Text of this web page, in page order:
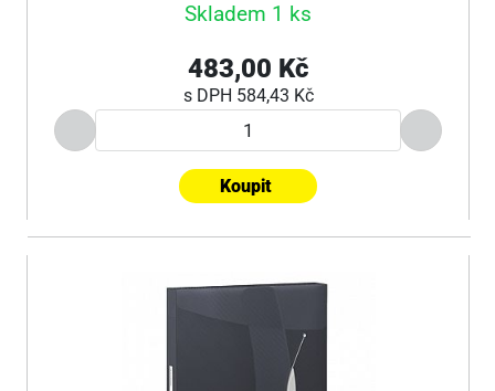
Skladem 1 ks
483,00 Kč
s DPH 584,43 Kč
Koupit